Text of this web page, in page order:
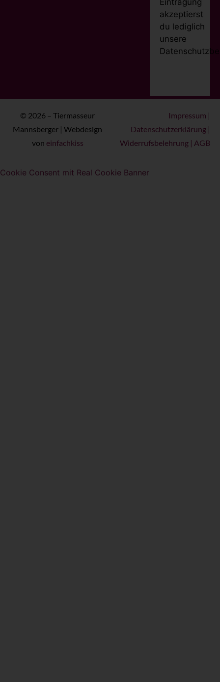
akzeptierst
du lediglich
unsere
© 2026 – Tiermasseur
Mannsberger | Webdesign
von einfachkiss
Impressum |
Datenschutzerklärung |
Widerrufsbelehrung | AGB
Cookie Consent mit Real Cookie Banner